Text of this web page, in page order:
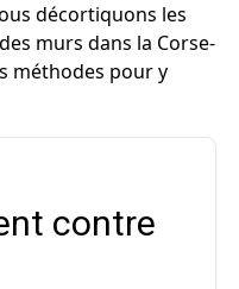
décortiquons les
murs dans la Corse-
méthodes pour y
contre